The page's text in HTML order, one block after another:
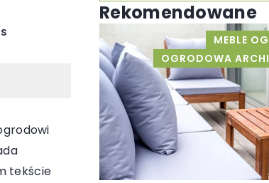
tekście
Rekomendowane
OGRODOWE